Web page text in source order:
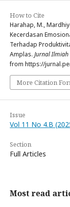
How to Cite
Harahap, M.,
Kecerdasan
Terhadap
Amplas. Jurnal Ilmiah
from https://
More Citation
Issue
Vol 11 No 4.B
Section
Full Articles
Most read